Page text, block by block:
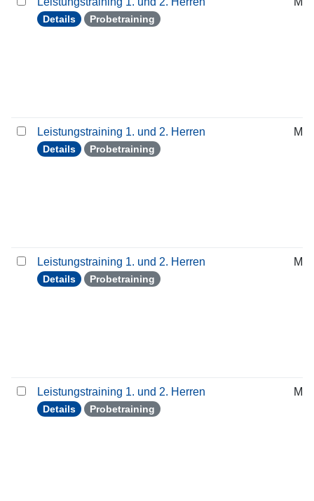
Details Probetraining
Leistungstraining 1. und 2. Herren
Details Probetraining
Leistungstraining 1. und 2. Herren
Details Probetraining
Leistungstraining 1. und 2. Herren
Details Probetraining